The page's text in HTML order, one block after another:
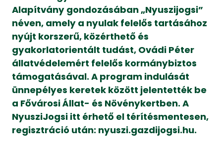
Alapítvány gondozásában „Nyuszijogsi”
néven, amely a nyulak felelős tartásához
nyújt korszerű, közérthető és
gyakorlatorientált tudást, Ovádi Péter
állatvédelemért felelős kormánybiztos
támogatásával. A program indulását
ünnepélyes keretek között jelentették be
a Fővárosi Állat- és Növénykertben. A
NyusziJogsi itt érhető el térítésmentesen,
regisztráció után: nyuszi.gazdijogsi.hu.